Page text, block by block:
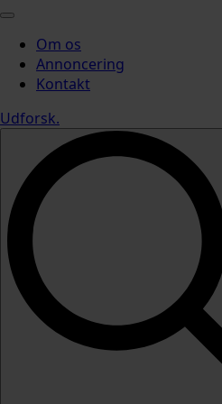
Om os
Annoncering
Kontakt
Udforsk.